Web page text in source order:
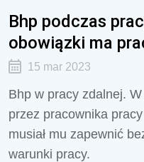
Bhp podczas
obowiązki ma
15 mar 2023
Bhp w pracy zdalnej.
przez pracownika
musiał mu zapewnić
warunki pracy.